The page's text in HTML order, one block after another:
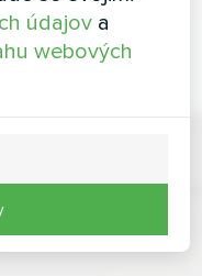
údajov a
webových